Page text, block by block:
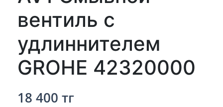
вентиль с
удлиннителем
GROHE 42320000
18 400 тг